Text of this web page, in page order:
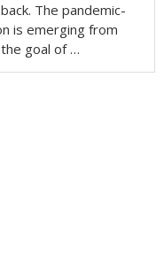
The pandemic-
is emerging from
goal of …